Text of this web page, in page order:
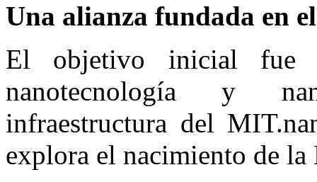
Una alianza fundada en
El objetivo inicial fue
nanotecnología y
infraestructura del
explora el nacimiento de la